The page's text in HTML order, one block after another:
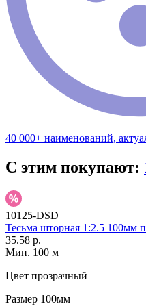
40 000+ наименований,
С этим покупают:
10125-DSD
Тесьма шторная 1:2.5 100мм
35.58 р.
Мин. 100 м
Цвет прозрачный
Размер 100мм